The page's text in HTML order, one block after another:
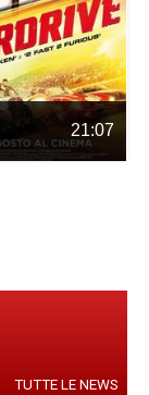
21:07
TUTTE LE NEWS